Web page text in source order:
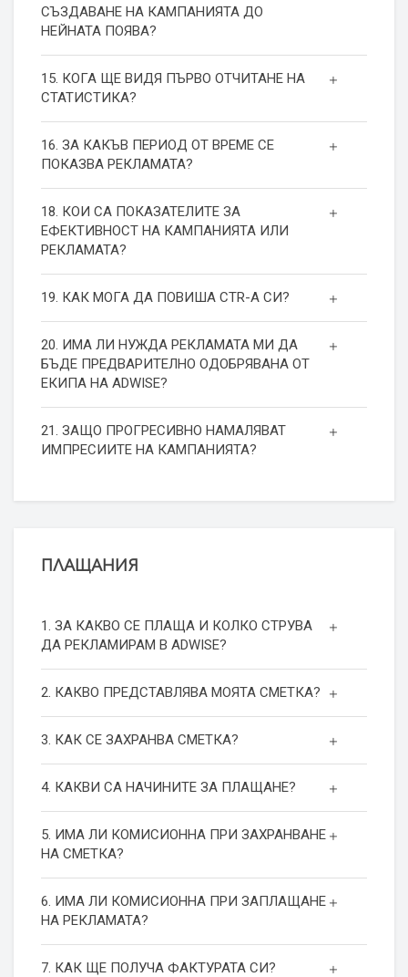
СЪЗДАВАНЕ НА КАМПАНИЯТА ДО
НЕЙНАТА ПОЯВА?
15. КОГА ЩЕ ВИДЯ ПЪРВО ОТЧИТАНЕ НА
СТАТИСТИКА?
16. ЗА КАКЪВ ПЕРИОД ОТ ВРЕМЕ СЕ
ПОКАЗВА РЕКЛАМАТА?
18. КОИ СА ПОКАЗАТЕЛИТЕ ЗА
ЕФЕКТИВНОСТ НА КАМПАНИЯТА ИЛИ
РЕКЛАМАТА?
19. КАК МОГА ДА ПОВИША СТR-А СИ?
20. ИМА ЛИ НУЖДА РЕКЛАМАТА МИ ДА
БЪДЕ ПРЕДВАРИТЕЛНО ОДОБРЯВАНА ОТ
ЕКИПА НА ADWISE?
21. ЗАЩО ПРОГРЕСИВНО НАМАЛЯВАТ
ИМПРЕСИИТЕ НА КАМПАНИЯТА?
ПЛАЩАНИЯ
1. ЗА КАКВО СЕ ПЛАЩА И КОЛКО СТРУВА
ДА РЕКЛАМИРАМ В ADWISE?
2. КАКВО ПРЕДСТАВЛЯВА МОЯТА СМЕТКА?
3. КАК СЕ ЗАХРАНВА СМЕТКА?
4. КАКВИ СА НАЧИНИТЕ ЗА ПЛАЩАНЕ?
5. ИМА ЛИ КОМИСИОННА ПРИ ЗАХРАНВАНЕ
НА СМЕТКА?
6. ИМА ЛИ КОМИСИОННА ПРИ ЗАПЛАЩАНЕ
НА РЕКЛАМАТА?
7. КАК ЩЕ ПОЛУЧА ФАКТУРАТА СИ?